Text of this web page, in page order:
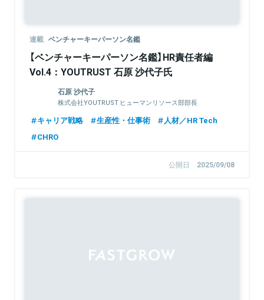
連載 ベンチャーキーパーソン名鑑
【ベンチャーキーパーソン名鑑】HR責任者編
Vol.4：YOUTRUST 石原 沙代子氏
石原 沙代子
株式会社YOUTRUST ヒューマンリソース部部長
キャリア戦略 生産性・仕事術
人材／HR Tech
CHRO
公開日 2025/09/08